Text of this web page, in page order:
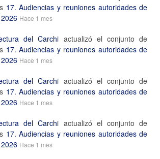
17. Audiencias y reuniones autoridades de
Hace 1 mes
del Carchi actualizó el conjunto de
17. Audiencias y reuniones autoridades de
Hace 1 mes
del Carchi actualizó el conjunto de
17. Audiencias y reuniones autoridades de
Hace 1 mes
del Carchi actualizó el conjunto de
17. Audiencias y reuniones autoridades de
Hace 1 mes